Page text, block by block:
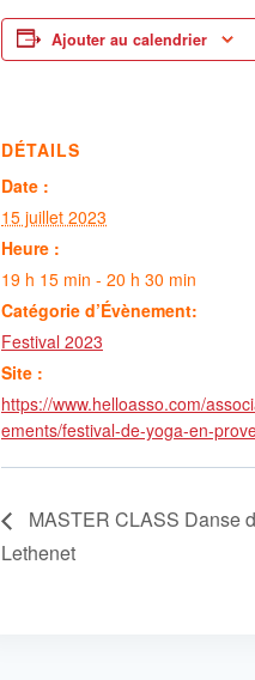
Ajouter au calendrier
DÉTAILS
Date :
15 juillet 2023
Heure :
19 h 15 min - 20 h 30 min
Catégorie d’Évènement:
Festival 2023
Site :
https://www.helloasso.com/
ements/festival-de-yoga-en-
MASTER CLASS Danse
Lethenet